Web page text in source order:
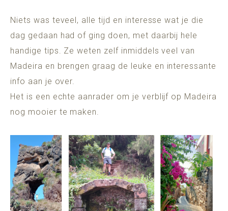
Niets was teveel, alle tijd en interesse wat je die
dag gedaan had of ging doen, met daarbij hele
handige tips. Ze weten zelf inmiddels veel van
Madeira en brengen graag de leuke en interessante
info aan je over.
Het is een echte aanrader om je verblijf op Madeira
nog mooier te maken.